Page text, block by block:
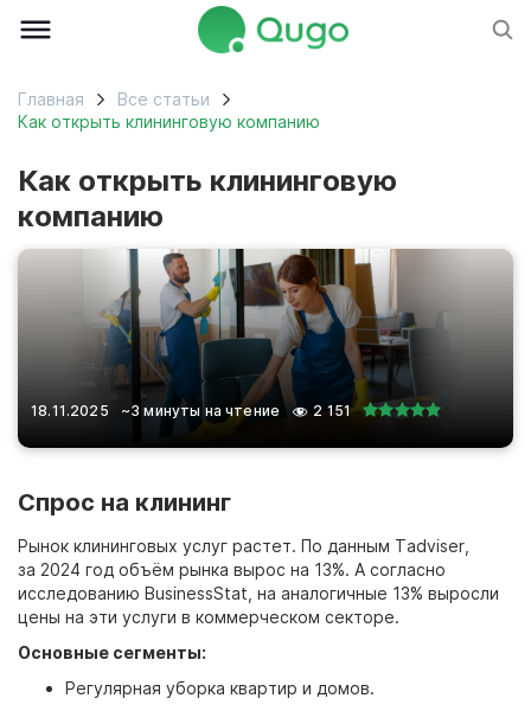
Главная
Все статьи
Как открыть клининговую компанию
Как открыть клининговую
компанию
18.11.2025 ~3 минуты на чтение 2 151
Спрос на клининг
Рынок клининговых услуг растет. По данным Tadviser,
за 2024 год объём рынка вырос на 13%. А согласно
исследованию BusinessStat, на аналогичные 13% выросли
цены на эти услуги в коммерческом секторе.
Основные сегменты:
Регулярная уборка квартир и домов.